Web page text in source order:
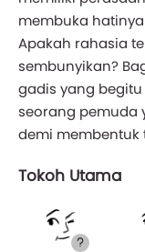
membuka
Apakah rahasia
sembunyikan?
gadis yang
seorang pemuda
demi membentuk
Tokoh Utama